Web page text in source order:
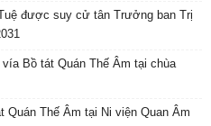
được suy cử tân Trưởng ban Trị
Bồ tát Quán Thế Âm tại chùa
Quán Thế Âm tại Ni viện Quan Âm